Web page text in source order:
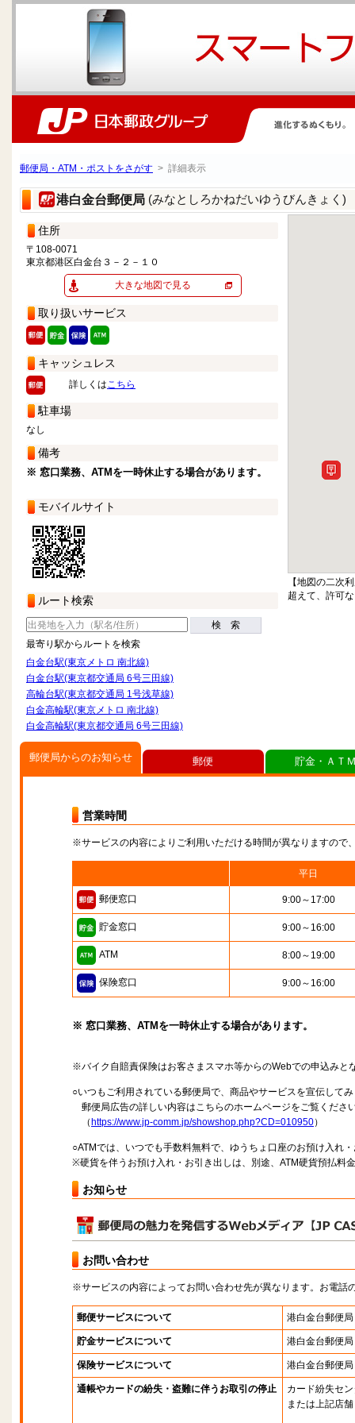
郵便局・ATM・ポストをさがす > 詳細表示
港白金台郵便局 (みなとしろかねだいゆうびんきょく)
住所
〒108-0071
東京都港区白金台３－２－１０
大きな地図で見る
取り扱いサービス
キャッシュレス
詳しくはこちら
駐車場
なし
備考
※ 窓口業務、ATMを一時休止する場合があります。
モバイルサイト
ルート検索
検 索
最寄り駅からルートを検索
白金台駅(東京メトロ 南北線)
白金台駅(東京都交通局 6号三田線)
高輪台駅(東京都交通局 1号浅草線)
白金高輪駅(東京メトロ 南北線)
白金高輪駅(東京都交通局 6号三田線)
【地図の二次
超えて、許可
郵便局からのお知らせ
営業時間
※サービスの内容によりご利用いただける時間が異なりますので
平日
郵便窓口 9:00～17:00
貯金窓口 9:00～16:00
ATM 8:00～19:00
保険窓口 9:00～16:00
※ 窓口業務、ATMを一時休止する場合があります。
※バイク自賠責保険はお客さまスマホ等からのWebでの申込みと
○いつもご利用されている郵便局で、商品やサービスを宣伝して
郵便局広告の詳しい内容はこちらのホームページをご覧くださ
（ https://www.jp-comm.jp/showshop.php?CD=010950）
○ATMでは、いつでも手数料無料で、ゆうちょ口座のお預け入れ
※硬貨を伴うお預け入れ・お引き出しは、別途、ATM硬貨預払料
お知らせ
お問い合わせ
※サービスの内容によってお問い合わせ先が異なります。お電話
郵便サービスについて 港白金台郵便局
貯金サービスについて 港白金台郵便局
保険サービスについて 港白金台郵便局
通帳やカードの紛失・盗難に伴うお取引の停止
カード紛失セ
または上記店舗
郵便 貯金・ＡＴ